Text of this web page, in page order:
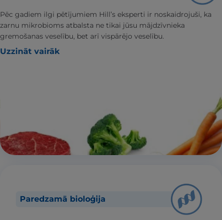
Pēc gadiem ilgi pētījumiem Hill’s eksperti ir noskaidrojuši, ka
zarnu mikrobioms atbalsta ne tikai jūsu mājdzīvnieka
gremošanas veselību, bet arī vispārējo veselību.
Uzzināt vairāk
Paredzamā bioloģija